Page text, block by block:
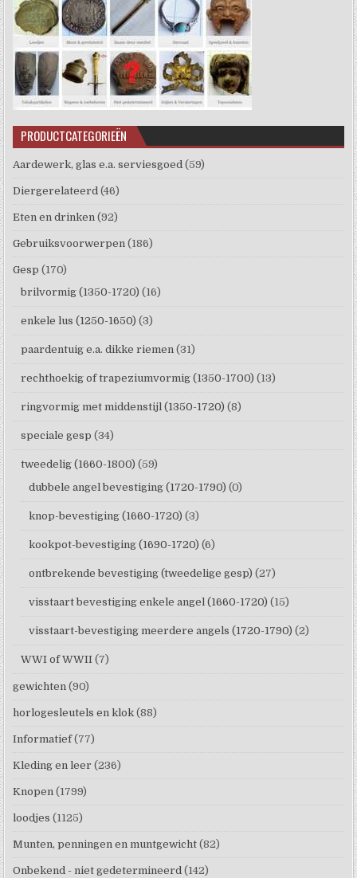
PRODUCTCATEGORIEËN
Aardewerk, glas e.a. serviesgoed (59)
Diergerelateerd (46)
Eten en drinken (92)
Gebruiksvoorwerpen (186)
Gesp (170)
brilvormig (1350-1720) (16)
enkele lus (1250-1650) (3)
paardentuig e.a. dikke riemen (31)
rechthoekig of trapeziumvormig (1350-1700) (13)
ringvormig met middenstijl (1350-1720) (8)
speciale gesp (34)
tweedelig (1660-1800) (59)
dubbele angel bevestiging (1720-1790) (0)
knop-bevestiging (1660-1720) (3)
kookpot-bevestiging (1690-1720) (6)
ontbrekende bevestiging (tweedelige gesp) (27)
visstaart bevestiging enkele angel (1660-1720) (15)
visstaart-bevestiging meerdere angels (1720-1790) (2)
WWI of WWII (7)
gewichten (90)
horlogesleutels en klok (88)
Informatief (77)
Kleding en leer (236)
Knopen (1799)
loodjes (1125)
Munten, penningen en muntgewicht (82)
Onbekend - niet gedetermineerd (142)